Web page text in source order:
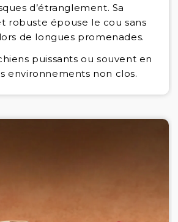
d’étranglement. Sa
robuste épouse le cou sans
de longues promenades.
puissants ou souvent en
environnements non clos.